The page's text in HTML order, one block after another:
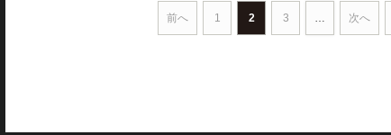
前へ 1 2 3 次へ